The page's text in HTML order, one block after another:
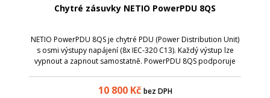
Chytré zásuvky NETIO PowerPDU 8QS
NETIO PowerPDU 8QS je chytré PDU (Power Distribution Unit)
s osmi výstupy napájení (8x IEC-320 C13). Každý výstup lze
vypnout a zapnout samostatně. PowerPDU 8QS podporuje
10 800Kč bez DPH